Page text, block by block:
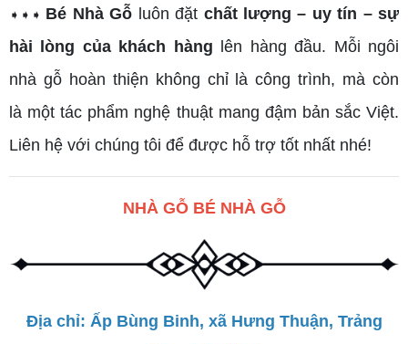
➧➧➧ Bé Nhà Gỗ luôn đặt chất lượng – uy tín – sự
hài lòng của khách hàng lên hàng đầu. Mỗi ngôi
nhà gỗ hoàn thiện không chỉ là công trình, mà còn
là một tác phẩm nghệ thuật mang đậm bản sắc Việt.
Liên hệ với chúng tôi để được hỗ trợ tốt nhất nhé!
NHÀ GỖ BÉ NHÀ GỖ
Địa chỉ: Ấp Bùng Binh, xã Hưng Thuận, Trảng